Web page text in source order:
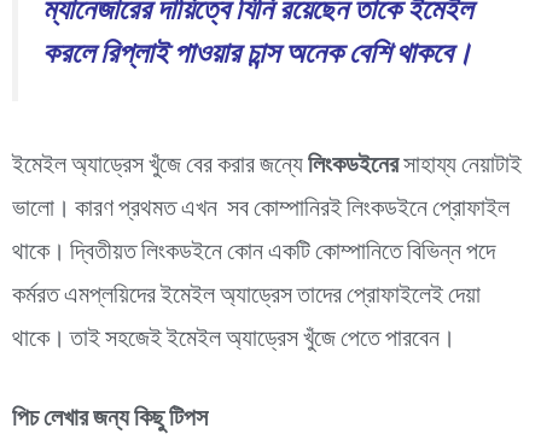
ম্যানেজারের দায়িত্বে যিনি রয়েছেন তাকে ইমেইল
করলে রিপ্লাই পাওয়ার চান্স অনেক বেশি থাকবে।
ইমেইল অ্যাড্রেস খুঁজে বের করার জন্যে লিংকডইনেরসাহায্য নেয়াটাই
ভালো। কারণ প্রথমত এখন সব কোম্পানিরই লিংকডইনে প্রোফাইল
থাকে। দ্বিতীয়ত লিংকডইনে কোন একটি কোম্পানিতে বিভিন্ন পদে
কর্মরত এমপ্লয়িদের ইমেইল অ্যাড্রেস তাদের প্রোফাইলেই দেয়া
থাকে। তাই সহজেই ইমেইল অ্যাড্রেস খুঁজে পেতে পারবেন।
পিচ লেখার জন্য কিছু টিপস